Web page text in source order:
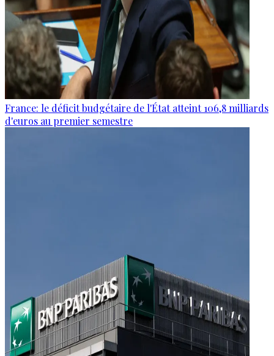
France: le déficit budgétaire de l'État atteint 106,8 milliards
d'euros au premier semestre